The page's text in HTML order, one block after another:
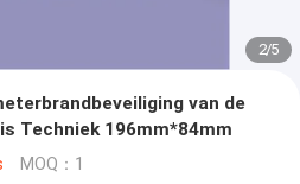
2/5
van de
Techniek 196mm*84mm
MOQ：1